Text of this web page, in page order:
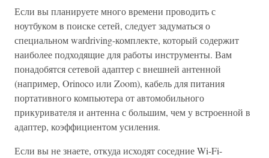
Если вы планируете много времени проводить с
ноутбуком в поиске сетей, следует задуматься о
специальном wardriving-комплекте, который содержит
наиболее подходящие для работы инструменты. Вам
понадобятся сетевой адаптер с внешней антенной
(например, Orinoco или Zoom), кабель для питания
портативного компьютера от автомобильного
прикуривателя и антенна с большим, чем у встроенной в
адаптер, коэффициентом усиления.
Если вы не знаете, откуда исходят соседние Wi-Fi-